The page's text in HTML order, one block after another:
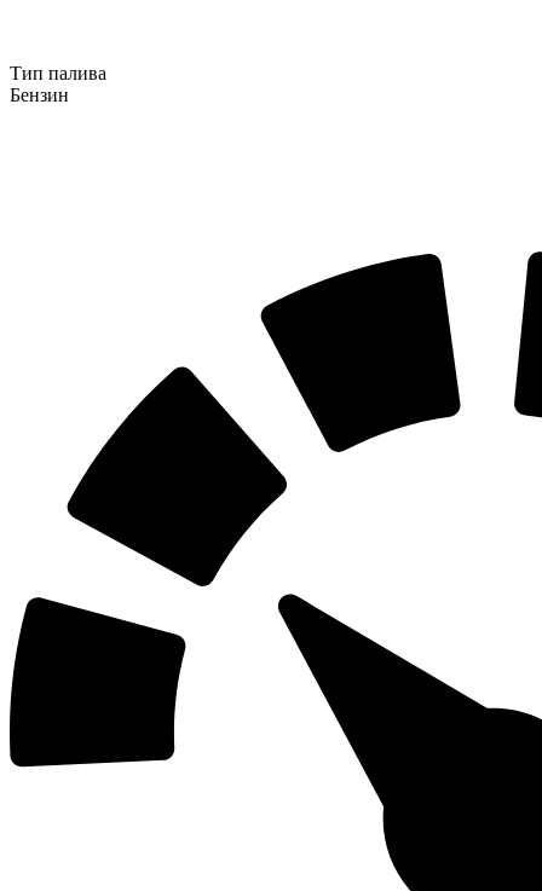
Тип палива
Бензин